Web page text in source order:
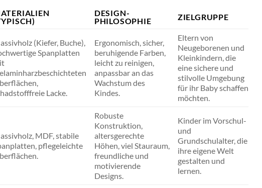
DESIGN-
PHILOSOPHIE
ZIELGRUPPE
(Kiefer, Buche),
Spanplatten
Lacke.
Ergonomisch, sicher,
beruhigende Farben,
leicht zu reinigen,
anpassbar an das
Wachstum des
Kindes.
Eltern von
Neugeborenen und
Kleinkindern, die
eine sichere und
stilvolle Umgebung
für ihr Baby schaffen
möchten.
MDF, stabile
pflegeleichte
Robuste
Konstruktion,
altersgerechte
Höhen, viel Stauraum,
freundliche und
motivierende
Designs.
Kinder im Vorschul-
und
Grundschulalter, die
ihre eigene Welt
gestalten und
lernen.